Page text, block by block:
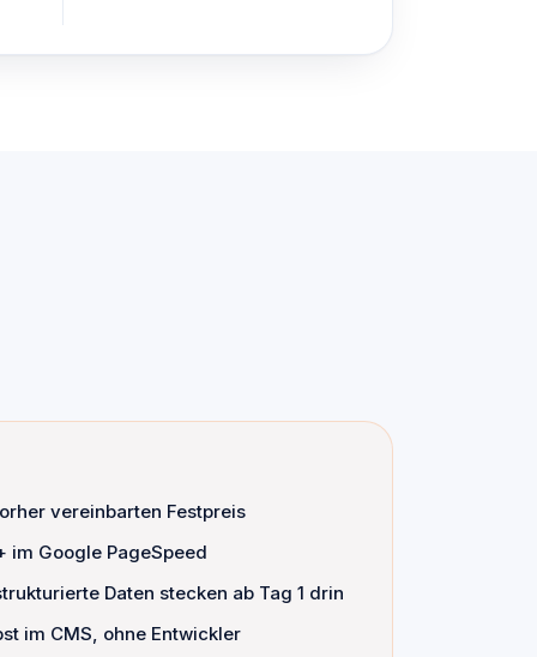
vereinbarten Festpreis
im Google PageSpeed
Daten stecken ab Tag 1 drin
im CMS, ohne Entwickler